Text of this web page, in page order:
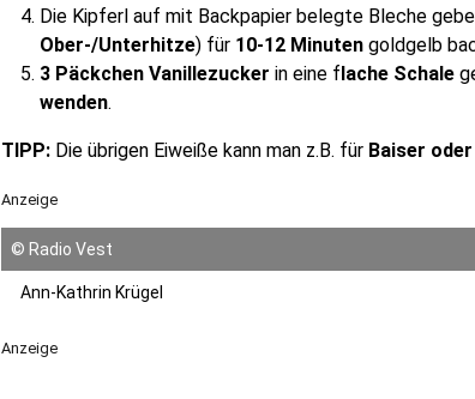
Die Kipferl auf mit Backpapier belegte Bleche
Ober-/Unterhitze) für 10-12 Minuten goldgelb
3 Päckchen Vanillezucker in eine flache Schale
wenden.
TIPP: Die übrigen Eiweiße kann man z.B. für Baiser
Anzeige
© Radio Vest
Ann-Kathrin Krügel
Anzeige